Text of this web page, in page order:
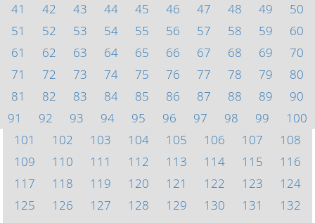
41
42 43 44 45 46 47 48 49
50
51
52 53 54 55 56 57 58 59
60
61
62 63 64 65 66 67 68 69
70
71
72 73 74 75 76 77 78 79
80
81
82 83 84 85 86 87 88 89
90
91
92 93 94 95 96 97 98 99
100
101
102 103 104 105 106 107
108
109
110 111 112 113 114 115
116
117
118 119 120 121 122 123
124
125
126 127 128 129 130 131
132